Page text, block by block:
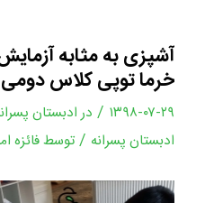
آشپزی به مثابه
خرما توپی کلاس
۱۳۹۸-۰۷-۲۹ / درادبستان
ادبستان پسرانه / توسطفائزه